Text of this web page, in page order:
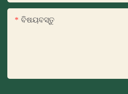
ବିଷୟବସ୍ତୁ